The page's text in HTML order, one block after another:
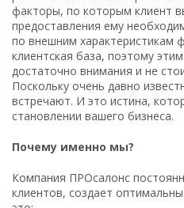
факторы, по которым клиент
предоставления ему
по внешним характеристикам
клиентская база, поэтому
достаточно внимания и не
Поскольку очень давно
встречают. И это истина,
становлении вашего бизнеса.
Почему именно мы?
Компания ПРОсалонс
клиентов, создает